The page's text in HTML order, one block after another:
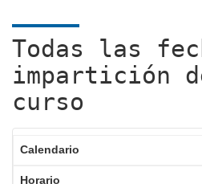
Todas las
impartición
curso